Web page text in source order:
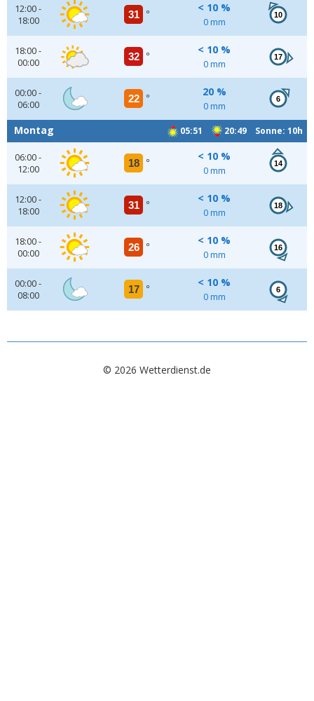
12:00 -
18:00
31 °
< 10 %
0 mm
10
18:00 -
00:00
32 °
< 10 %
0 mm
17
00:00 -
06:00
22 °
20 %
0 mm
6
05:51 20:49 Sonne: 10h
Montag
06:00 -
12:00
18 °
< 10 %
0 mm
14
12:00 -
18:00
31 °
< 10 %
0 mm
18
18:00 -
00:00
26 °
< 10 %
0 mm
16
00:00 -
08:00
17 °
< 10 %
0 mm
6
© 2026 Wetterdienst.de